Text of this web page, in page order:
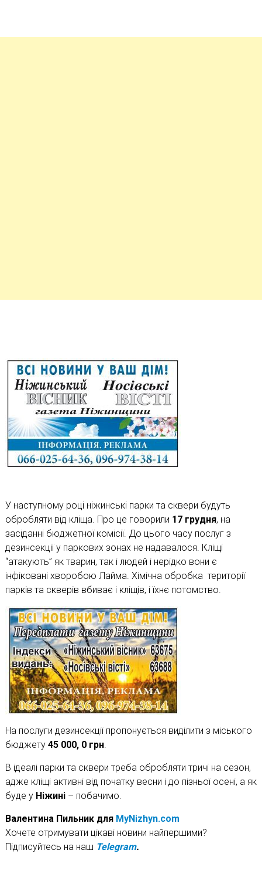
У наступному році ніжинські парки та сквери будуть
обробляти від кліща. Про це говорили 17 грудня, на
засіданні бюджетної комісії. До цього часу послуг з
дезинсекції у паркових зонах не надавалося. Кліщі
“атакують” як тварин, так і людей і нерідко вони є
інфіковані хворобою Лайма. Хімічна обробка території
парків та скверів вбиває і кліщів, і їхнє потомство.
На послуги дезинсекції пропонується виділити з міського
бюджету 45 000, 0 грн.
В ідеалі парки та сквери треба обробляти тричі на сезон,
адже кліщі активні від початку весни і до пізньої осені, а як
буде у Ніжині – побачимо.
Валентина Пильник для MyNizhyn.com
Хочете отримувати цікаві новини найпершими?
Підписуйтесь на наш Telegram.